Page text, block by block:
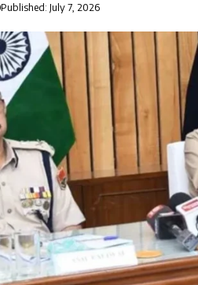
Published: July 7, 2026